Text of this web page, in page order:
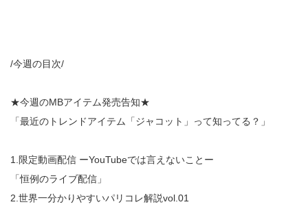
/今週の目次/
★今週のMBアイテム発売告知★
「最近のトレンドアイテム「ジャコット」って知ってる？」
1.限定動画配信 ーYouTubeでは言えないことー
「恒例のライブ配信」
2.世界一分かりやすいパリコレ解説vol.01